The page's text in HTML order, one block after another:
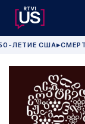
ЛЕТИЕ США▶